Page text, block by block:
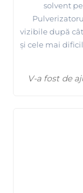
solvent
vizibile după
și cele mai
V-a fost de